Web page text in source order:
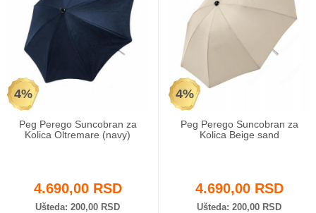
4%
Peg Perego Suncobran za
Kolica Oltremare (navy)
4.690,00 RSD
Ušteda 200,00 RSD
4%
Peg Perego Suncobran za
Kolica Beige sand
4.690,00 RSD
Ušteda 200,00 RSD